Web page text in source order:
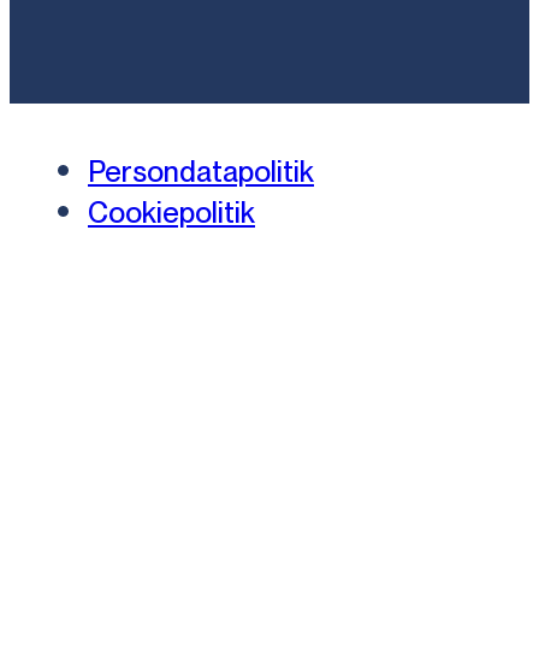
Persondatapolitik
Cookiepolitik